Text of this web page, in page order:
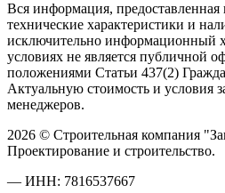
Вся информация, предоставленная
технические характеристики и
исключительно информационный
условиях не является публичной
положениями Статьи 437(2)
Актуальную стоимость и условия
менеджеров.
2026 © Строительная компания
Проектирование и строительство.
— ИНН: 7816537667